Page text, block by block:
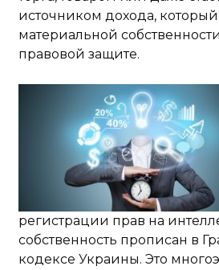
источником дохода,
материальной
правовой защите.
регистрации прав на
собственность прописан в
кодексе Украины. Это